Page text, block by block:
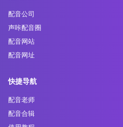
配音公司
声咔配音圈
配音网站
配音网址
快捷导航
配音老师
配音合辑